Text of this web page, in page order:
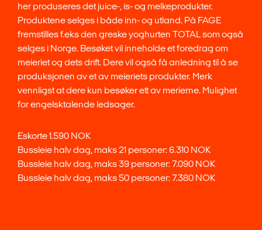
her produseres det juice-, is- og melkeprodukter.
Produktene selges i både inn- og utland. På FAGE
fremstilles f.eks den greske yoghurten TOTAL som også
selges i Norge. Besøket vil inneholde et foredrag om
meieriet og dets drift. Dere vil også få anledning til å se
produksjonen av et av meieriets produkter. Merk
vennligst at dere kun besøker ett av merierne. Mulighet
for engelsktalende ledsager.
Eskorte 1.590 NOK
Bussleie halv dag, maks 21 personer: 6.310 NOK
Bussleie halv dag, maks 39 personer: 7.090 NOK
Bussleie halv dag, maks 50 personer: 7.380 NOK